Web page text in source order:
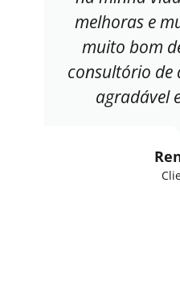
melhoras e
muito bom
consultório de
agradável